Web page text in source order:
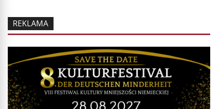
REKLAMA